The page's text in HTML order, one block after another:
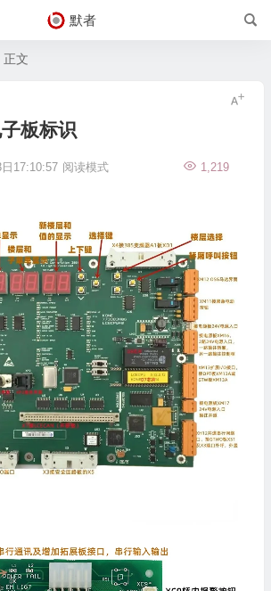
默者
正文
板标识
17:10:57 1,219
阅读模式